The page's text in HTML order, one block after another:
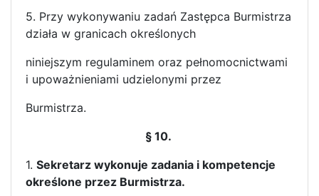
5. Przy wykonywaniu zadań Zastępca Burmistrza
działa w granicach określonych
niniejszym regulaminem oraz pełnomocnictwami
i upoważnieniami udzielonymi przez
Burmistrza.
§ 10.
1. Sekretarz wykonuje zadania i kompetencje
określone przez Burmistrza.